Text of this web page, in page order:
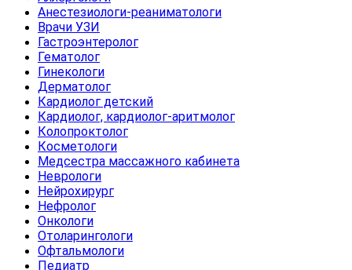
Анестезиологи-реаниматологи
Врачи УЗИ
Гастроэнтеролог
Гематолог
Гинекологи
Дерматолог
Кардиолог детский
Кардиолог, кардиолог-аритмолог
Колопроктолог
Косметологи
Медсестра массажного кабинета
Неврологи
Нейрохирург
Нефролог
Онкологи
Отоларингологи
Офтальмологи
Педиатр